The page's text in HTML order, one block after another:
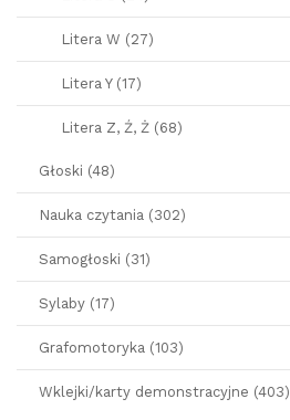
Litera W (27)
Litera Y (17)
Litera Z, Ź, Ż (68)
Głoski (48)
Nauka czytania (302)
Samogłoski (31)
Sylaby (17)
Grafomotoryka (103)
Wklejki/karty demonstracyjne (403)